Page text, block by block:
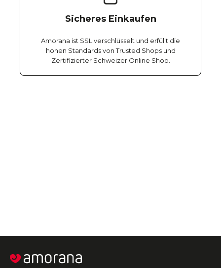
Sicheres Einkaufen
Amorana ist SSL verschlüsselt und erfüllt die
hohen Standards von Trusted Shops und
Zertifizierter Schweizer Online Shop.